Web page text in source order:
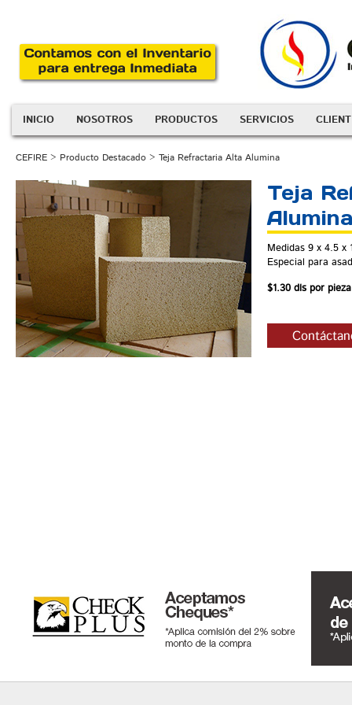
INICIO NOSOTROS PRODUCTOS SERVICIOS
CEFIRE > Producto Destacado > Teja Refractaria Alta Alumina
Teja
Medidas 9 x 4.5 x
Especial para
$1.30 dls por